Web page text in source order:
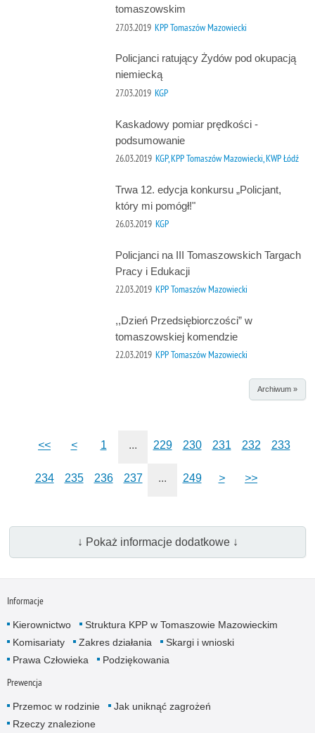
tomaszowskim
27.03.2019 KPP Tomaszów Mazowiecki
Policjanci ratujący Żydów pod okupacją
niemiecką
27.03.2019 KGP
Kaskadowy pomiar prędkości -
podsumowanie
26.03.2019 KGP, KPP Tomaszów Mazowiecki, KWP Łódź
Trwa 12. edycja konkursu „Policjant,
który mi pomógł!"
26.03.2019 KGP
Policjanci na III Tomaszowskich Targach
Pracy i Edukacji
22.03.2019 KPP Tomaszów Mazowiecki
,,Dzień Przedsiębiorczości” w
tomaszowskiej komendzie
22.03.2019 KPP Tomaszów Mazowiecki
Archiwum »
<< < 1 ... 229 230 231 232 233
234 235 236 237 ... 249 > >>
↓ Pokaż informacje dodatkowe ↓
Informacje
Kierownictwo
Struktura KPP w Tomaszowie Mazowieckim
Komisariaty
Zakres działania
Skargi i wnioski
Prawa Człowieka
Podziękowania
Prewencja
Przemoc w rodzinie
Jak uniknąć zagrożeń
Rzeczy znalezione